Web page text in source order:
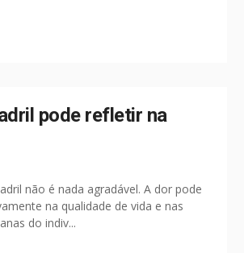
pode refletir na
não é nada agradável. A dor pode
na qualidade de vida e nas
do indiv...